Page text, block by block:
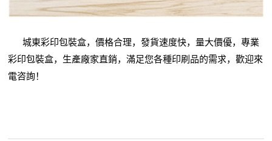
城東彩印包裝盒，價格合理，發貨速度快，量大價優，專業
彩印包裝盒，生產廠家直銷，滿足您各種印刷品的需求，歡迎來
電咨詢！